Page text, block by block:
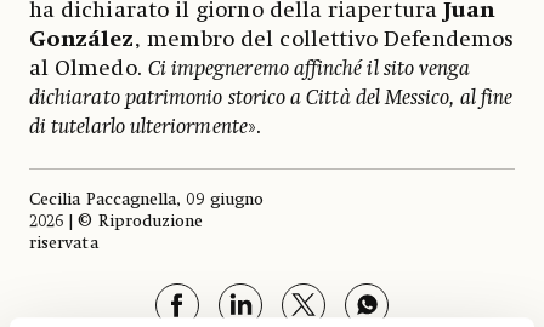
ha dichiarato il giorno della riapertura
Juan
González, membro del collettivo Defendemos
al Olmedo. Ci impegneremo affinché il sito venga
dichiarato patrimonio storico a Città del Messico, al fine
di tutelarlo ulteriormente».
Cecilia Paccagnella, 09 giugno
2026 | © Riproduzione
riservata